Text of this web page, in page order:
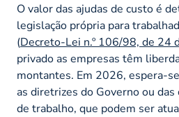
O valor das ajudas de custo é
legislação própria para
(Decreto-Lei n.º 106/98, de 24
privado as empresas têm
montantes. Em 2026, espera-
as diretrizes do Governo ou
de trabalho, que podem ser